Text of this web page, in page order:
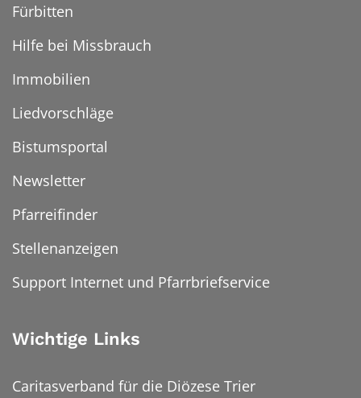
Fürbitten
Hilfe bei Missbrauch
Immobilien
Liedvorschläge
Bistumsportal
Newsletter
Pfarreifinder
Stellenanzeigen
Support Internet und Pfarrbriefservice
Wichtige Links
Caritasverband für die Diözese Trier